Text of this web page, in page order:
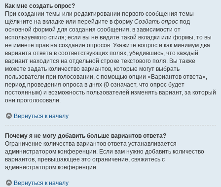
Как мне создать опрос?
При создании темы или редактировании первого сообщения темы
щёлкните на вкладке или перейдите в форму Создать опрос под
основной формой для создания сообщения, в зависимости от
используемого стиля; если вы не видите такой вкладки или формы, то вы
не имеете прав на создание опросов. Укажите вопрос и как минимум два
варианта ответа в соответствующих полях, убедившись, что каждый
вариант находится на отдельной строке текстового поля. Вы также
можете задать количество вариантов, которые могут выбрать
пользователи при голосовании, с помощью опции «Вариантов ответа»,
период проведения опроса в днях (0 означает, что опрос будет
постоянным) и возможность пользователей изменять вариант, за который
они проголосовали.
Вернуться к началу
Почему я не могу добавить больше вариантов ответа?
Ограничение количества вариантов ответа устанавливается
администратором конференции. Если вам нужно добавить количество
вариантов, превышающее это ограничение, свяжитесь с
администратором конференции.
Вернуться к началу